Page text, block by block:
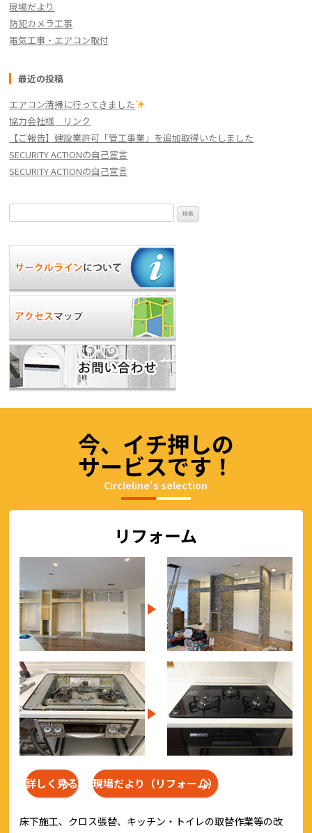
現場だより
防犯カメラ工事
電気工事・エアコン取付
最近の投稿
エアコン清掃に行ってきました
協力会社様 リンク
【ご報告】建設業許可「管工事業」を追加取得いたしました
SECURITY ACTIONの自己宣言
SECURITY ACTIONの自己宣言
索:
今、イチ押しの
サービスです！
Circleline's selection
リフォーム
詳しく見る 現場だより（リフォーム）
床下施工、クロス張替、キッチン・トイレの取替作業等の改